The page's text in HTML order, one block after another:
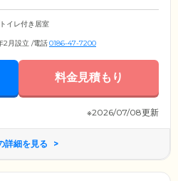
トイレ付き居室
2月設立 /電話0186-47-7200
料金見積もり
※2026/07/08更新
詳細を見る